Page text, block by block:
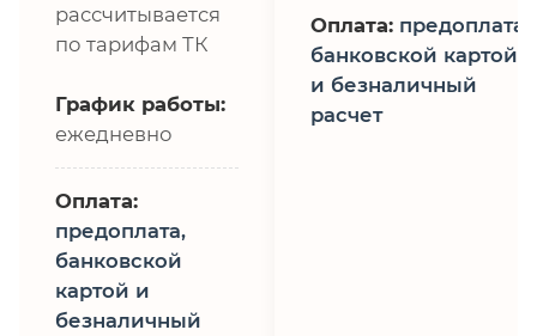
рассчитывается
по тарифам ТК
График работы:
ежедневно
Оплата:
предоплата,
банковской
картой и
безналичный
Оплата: предоплата,
банковской картой
и безналичный
расчет